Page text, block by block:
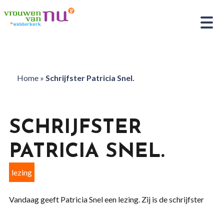
Home» Schrijfster Patricia Snel.
SCHRIJFSTER
PATRICIA SNEL.
lezing
Vandaag geeft Patricia Snel een lezing. Zij is de schrijfster